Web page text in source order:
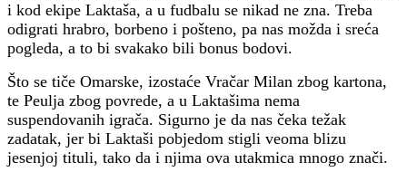
i kod ekipe Laktaša, a u fudbalu se nikad ne zna. Treba
odigrati hrabro, borbeno i pošteno, pa nas možda i sreća
pogleda, a to bi svakako bili bonus bodovi.
Što se tiče Omarske, izostaće Vračar Milan zbog kartona,
te Peulja zbog povrede, a u Laktašima nema
suspendovanih igrača. Sigurno je da nas čeka težak
zadatak, jer bi Laktaši pobjedom stigli veoma blizu
jesenjoj tituli, tako da i njima ova utakmica mnogo znači.